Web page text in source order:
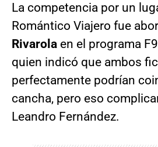
La competencia por un
Romántico Viajero fue
Rivarola en el programa
quien indicó que ambos
perfectamente podrían
cancha, pero eso
Leandro Fernández.